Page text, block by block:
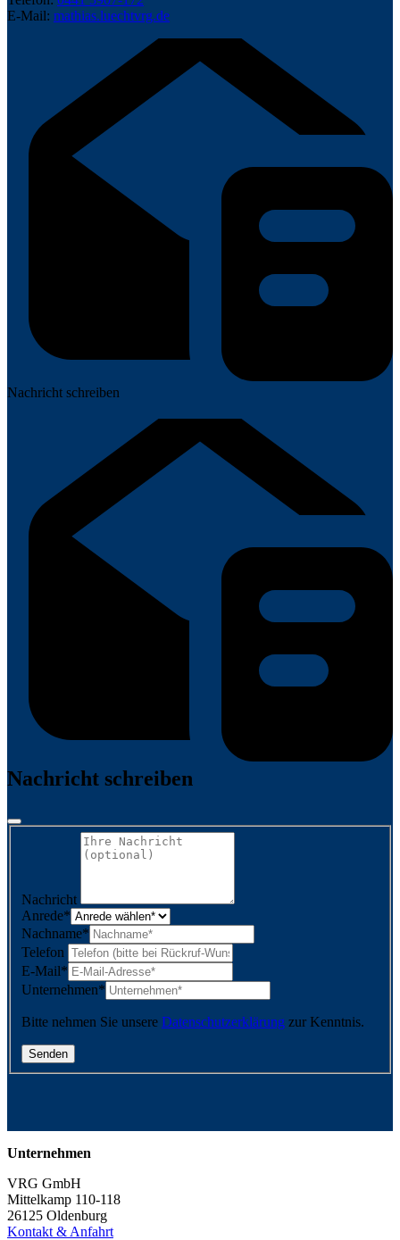
E-Mail: mathias.luechtvrg.de
Nachricht schreiben
Nachricht schreiben
Nachricht
Anrede*
Nachname*
Telefon
E-Mail*
Unternehmen*
Bitte nehmen Sie unsere Datenschutzerklärung zur Kenntnis.
Unternehmen
VRG GmbH
Mittelkamp 110-118
26125 Oldenburg
Kontakt & Anfahrt